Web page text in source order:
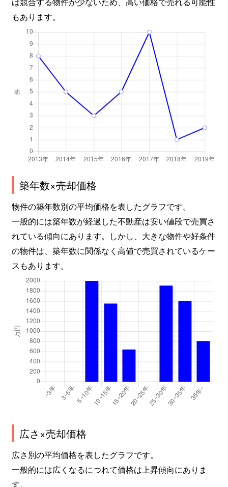
もあります。
築年数×売却価格
物件の築年数別の平均価格を表したグラフです。
一般的には築年数が経過した不動産は安い値段で売買さ
れている傾向にあります。しかし、大きな物件や好条件
の物件は、築年数に関係なく高値で売買されているケー
スもあります。
広さ×売却価格
広さ別の平均価格を表したグラフです。
一般的には広くなるにつれて価格は上昇傾向にありま
す。